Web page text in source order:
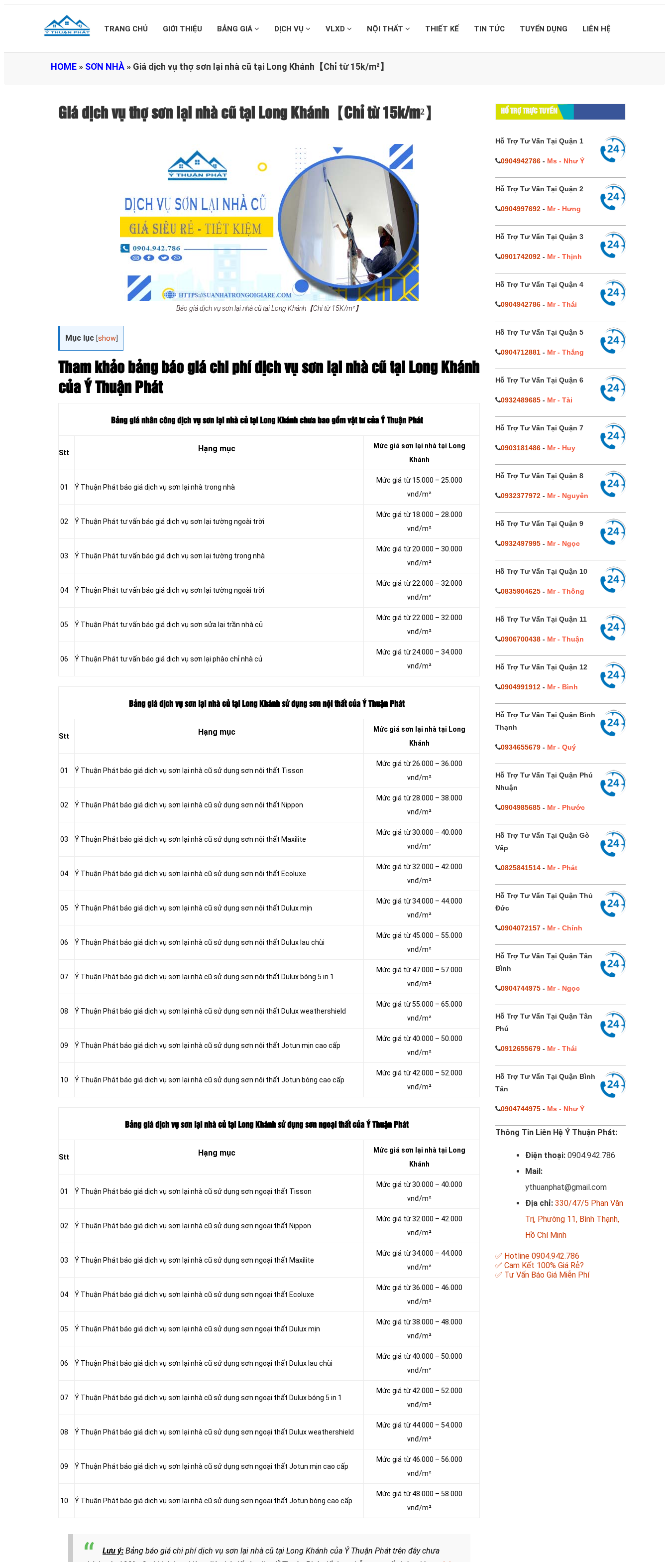
TRANG CHỦ GIỚI THIỆU BẢNG GIÁ DỊCH VỤ VLXD NỘI THẤT THIẾT KẾ TIN TỨC TUYỂN DỤNG LIÊN HỆ
HOME » SƠN NHÀ » Giá dịch vụ thợ sơn lại nhà cũ tại Long Khánh【Chỉ từ 15k/m²】
Giá dịch vụ thợ sơn lại nhà cũ tại Long Khánh【Chỉ từ 15k/m²】
Báo giá dịch vụ sơn lại nhà cũ tại Long Khánh【Chỉ từ 15K/m²】
Mục lục [show
Tham khảo bảng báo giá chi phí dịch vụ sơn lại nhà cũ tại Long Khánh
của Ý Thuận Phát
Bảng giá nhân công dịch vụ sơn lại nhà củ tại Long Khánh chưa bao gồm vật tư của Ý Thuận Phát
Stt Hạng mục
Mức giá sơn lại nhà tại Long
Khánh
01 Ý Thuận Phát báo giá dịch vụ sơn lại nhà trong nhà
Mức giá từ 15.000 – 25.000
vnđ/m²
02 Ý Thuận Phát tư vấn báo giá dịch vụ sơn lại tường ngoài trời
Mức giá từ 18.000 – 28.000
vnđ/m²
03 Ý Thuận Phát tư vấn báo giá dịch vụ sơn lại tường trong nhà
Mức giá từ 20.000 – 30.000
vnđ/m²
04 Ý Thuận Phát tư vấn báo giá dịch vụ sơn lại tường ngoài trời
Mức giá từ 22.000 – 32.000
vnđ/m²
05 Ý Thuận Phát tư vấn báo giá dịch vụ sơn sửa lại trần nhà củ
Mức giá từ 22.000 – 32.000
vnđ/m²
06 Ý Thuận Phát tư vấn báo giá dịch vụ sơn lại phào chỉ nhà củ
Mức giá từ 24.000 – 34.000
vnđ/m²
Bảng giá dịch vụ sơn lại nhà củ tại Long Khánh sử dụng sơn nội thất của Ý Thuận Phát
Stt Hạng mục
Mức giá sơn lại nhà tại Long
Khánh
01 Ý Thuận Phát báo giá dịch vụ sơn lại nhà cũ sử dụng sơn nội thất Tisson
Mức giá từ 26.000 – 36.000
vnđ/m²
02 Ý Thuận Phát báo giá dịch vụ sơn lại nhà cũ sử dụng sơn nội thất Nippon
Mức giá từ 28.000 – 38.000
vnđ/m²
03 Ý Thuận Phát báo giá dịch vụ sơn lại nhà cũ sử dụng sơn nội thất Maxilite
Mức giá từ 30.000 – 40.000
vnđ/m²
04 Ý Thuận Phát báo giá dịch vụ sơn lại nhà cũ sử dụng sơn nội thất Ecoluxe
Mức giá từ 32.000 – 42.000
vnđ/m²
05 Ý Thuận Phát báo giá dịch vụ sơn lại nhà cũ sử dụng sơn nội thất Dulux mịn
Mức giá từ 34.000 – 44.000
vnđ/m²
06 Ý Thuận Phát báo giá dịch vụ sơn lại nhà cũ sử dụng sơn nội thất Dulux lau chùi
Mức giá từ 45.000 – 55.000
vnđ/m²
07 Ý Thuận Phát báo giá dịch vụ sơn lại nhà cũ sử dụng sơn nội thất Dulux bóng 5 in 1
Mức giá từ 47.000 – 57.000
vnđ/m²
08 Ý Thuận Phát báo giá dịch vụ sơn lại nhà cũ sử dụng sơn nội thất Dulux weathershield
Mức giá từ 55.000 – 65.000
vnđ/m²
09 Ý Thuận Phát báo giá dịch vụ sơn lại nhà cũ sử dụng sơn nội thất Jotun mịn cao cấp
Mức giá từ 40.000 – 50.000
vnđ/m²
10 Ý Thuận Phát báo giá dịch vụ sơn lại nhà cũ sử dụng sơn nội thất Jotun bóng cao cấp
Mức giá từ 42.000 – 52.000
vnđ/m²
Bảng giá dịch vụ sơn lại nhà củ tại Long Khánh sử dụng sơn ngoại thất của Ý Thuận Phát
Stt Hạng mục
Mức giá sơn lại nhà tại Long
Khánh
01 Ý Thuận Phát báo giá dịch vụ sơn lại nhà cũ sử dụng sơn ngoại thất Tisson
Mức giá từ 30.000 – 40.000
vnđ/m²
02 Ý Thuận Phát báo giá dịch vụ sơn lại nhà cũ sử dụng sơn ngoại thất Nippon
Mức giá từ 32.000 – 42.000
vnđ/m²
03 Ý Thuận Phát báo giá dịch vụ sơn lại nhà cũ sử dụng sơn ngoại thất Maxilite
Mức giá từ 34.000 – 44.000
vnđ/m²
04 Ý Thuận Phát báo giá dịch vụ sơn lại nhà cũ sử dụng sơn ngoại thất Ecoluxe
Mức giá từ 36.000 – 46.000
vnđ/m²
05 Ý Thuận Phát báo giá dịch vụ sơn lại nhà cũ sử dụng sơn ngoại thất Dulux mịn
Mức giá từ 38.000 – 48.000
vnđ/m²
06 Ý Thuận Phát báo giá dịch vụ sơn lại nhà cũ sử dụng sơn ngoại thất Dulux lau chùi
Mức giá từ 40.000 – 50.000
vnđ/m²
07 Ý Thuận Phát báo giá dịch vụ sơn lại nhà cũ sử dụng sơn ngoại thất Dulux bóng 5 in 1
Mức giá từ 42.000 – 52.000
vnđ/m²
08 Ý Thuận Phát báo giá dịch vụ sơn lại nhà cũ sử dụng sơn ngoại thất Dulux weathershield
Mức giá từ 44.000 – 54.000
vnđ/m²
09 Ý Thuận Phát báo giá dịch vụ sơn lại nhà cũ sử dụng sơn ngoại thất Jotun mịn cao cấp
Mức giá từ 46.000 – 56.000
vnđ/m²
10 Ý Thuận Phát báo giá dịch vụ sơn lại nhà cũ sử dụng sơn ngoại thất Jotun bóng cao cấp
Mức giá từ 48.000 – 58.000
vnđ/m²
Lưu ý: Bảng báo giá chi phí dịch vụ sơn lại nhà cũ tại Long Khánh của Ý Thuận Phát trên đây chưa
HỔ TRỢ TRỰC TUYẾN
Hỗ Trợ Tư Vấn Tại Quận 1
0904942786- Ms - Như Ý
Hỗ Trợ Tư Vấn Tại Quận 2
0904997692- Mr - Hưng
Hỗ Trợ Tư Vấn Tại Quận 3
0901742092- Mr - Thịnh
Hỗ Trợ Tư Vấn Tại Quận 4
0904942786- Mr - Thái
Hỗ Trợ Tư Vấn Tại Quận 5
0904712881- Mr - Thắng
Hỗ Trợ Tư Vấn Tại Quận 6
0932489685- Mr - Tài
Hỗ Trợ Tư Vấn Tại Quận 7
0903181486- Mr - Huy
Hỗ Trợ Tư Vấn Tại Quận 8
0932377972- Mr - Nguyên
Hỗ Trợ Tư Vấn Tại Quận 9
0932497995- Mr - Ngọc
Hỗ Trợ Tư Vấn Tại Quận 10
0835904625- Mr - Thông
Hỗ Trợ Tư Vấn Tại Quận 11
0906700438- Mr - Thuận
Hỗ Trợ Tư Vấn Tại Quận 12
0904991912- Mr - Bình
Hỗ Trợ Tư Vấn Tại Quận Bình
Thạnh
0934655679- Mr - Quý
Hỗ Trợ Tư Vấn Tại Quận Phú
Nhuận
0904985685- Mr - Phước
Hỗ Trợ Tư Vấn Tại Quận Gò
Vấp
0825841514- Mr - Phát
Hỗ Trợ Tư Vấn Tại Quận Thủ
Đức
0904072157- Mr - Chính
Hỗ Trợ Tư Vấn Tại Quận Tân
Bình
0904744975- Mr - Ngọc
Hỗ Trợ Tư Vấn Tại Quận Tân
Phú
0912655679- Mr - Thái
Hỗ Trợ Tư Vấn Tại Quận Bình
Tân
0904744975- Ms - Như Ý
Thông Tin Liên Hệ Ý Thuận Phát:
Điện thoại: 0904.942.786
Mail:
ythuanphat@gmail.com
Địa chỉ: 330/47/5 Phan Văn
Trị, Phường 11, Bình Thạnh,
Hồ Chí Minh
✅ Hotline 0904.942.786
✅ Cam Kết 100% Giá Rẻ?
✅ Tư Vấn Báo Giá Miễn Phí